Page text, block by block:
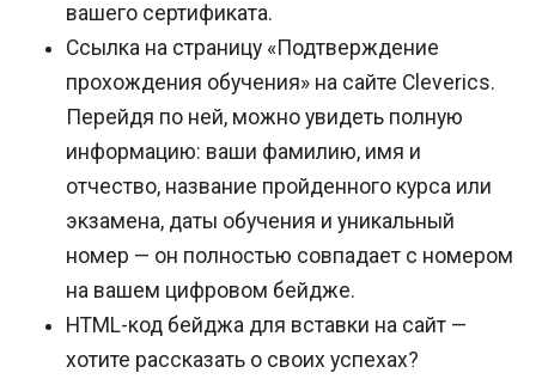
вашего сертификата.
Ссылка на страницу «Подтверждение
прохождения обучения» на сайте Cleverics.
Перейдя по ней, можно увидеть полную
информацию: ваши фамилию, имя и
отчество, название пройденного курса или
экзамена, даты обучения и уникальный
номер — он полностью совпадает с номером
на вашем цифровом бейдже.
HTML-код бейджа для вставки на сайт —
хотите рассказать о своих успехах?